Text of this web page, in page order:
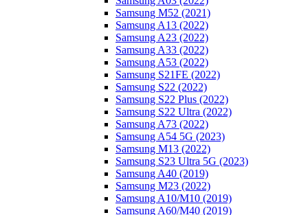
Samsung M52 (2021)
Samsung A13 (2022)
Samsung A23 (2022)
Samsung A33 (2022)
Samsung A53 (2022)
Samsung S21FE (2022)
Samsung S22 (2022)
Samsung S22 Plus (2022)
Samsung S22 Ultra (2022)
Samsung A73 (2022)
Samsung A54 5G (2023)
Samsung M13 (2022)
Samsung S23 Ultra 5G (2023)
Samsung A40 (2019)
Samsung M23 (2022)
Samsung A10/M10 (2019)
Samsung A60/M40 (2019)